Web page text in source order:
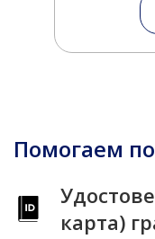
Помогаем
карта)